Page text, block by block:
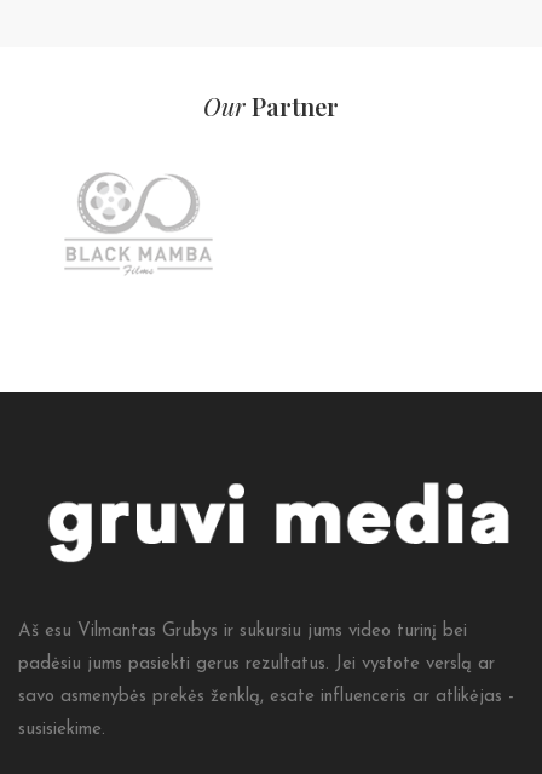
OurPartner
Aš esu Vilmantas Grubys ir sukursiu jums video turinį bei
padėsiu jums pasiekti gerus rezultatus. Jei vystote verslą ar
savo asmenybės prekės ženklą, esate influenceris ar atlikėjas -
susisiekime.